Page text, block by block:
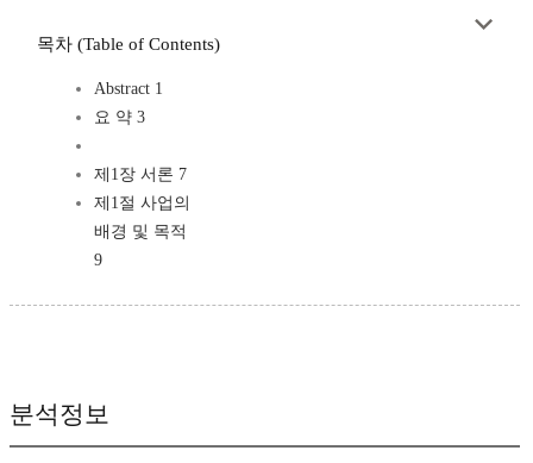
목차 (Table of Contents)
Abstract 1
요 약 3
제1장 서론 7
제1절 사업의
배경 및 목적
9
분석정보